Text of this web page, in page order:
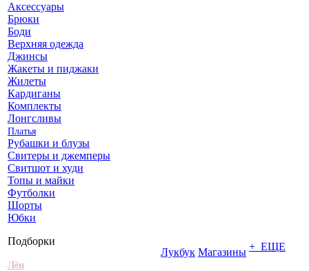
Аксессуары
Брюки
Боди
Верхняя одежда
Джинсы
Жакеты и пиджаки
Жилеты
Кардиганы
Комплекты
Лонгсливы
Платья
Рубашки и блузы
Свитеры и джемперы
Свитшот и худи
Топы и майки
Футболки
Шорты
Юбки
Подборки
Лён
Лукбук Магазины + ЕЩЕ